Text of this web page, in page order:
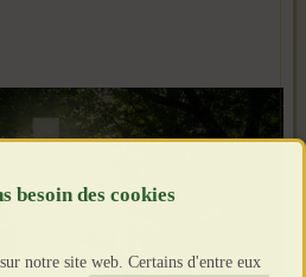
notre site web. Certains d'entre eux